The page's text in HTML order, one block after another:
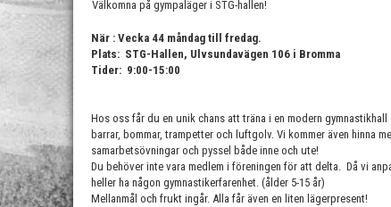
Välkomna på gympaläger i STG-hallen!
När : Vecka 44 måndag till fredag.
Plats: STG-Hallen, Ulvsundavägen 106 i Bromma
Tider: 9:00-15:00
Hos oss får du en unik chans att träna i en modern
barrar, bommar, trampetter och luftgolv. Vi kommer även hinna
samarbetsövningar och pyssel både inne och ute!
Du behöver inte vara medlem i föreningen för att delta. Då vi
heller ha någon gymnastikerfarenhet. (ålder 5-15 år)
Mellanmål och frukt ingår. Alla får även en liten lägerpresent!